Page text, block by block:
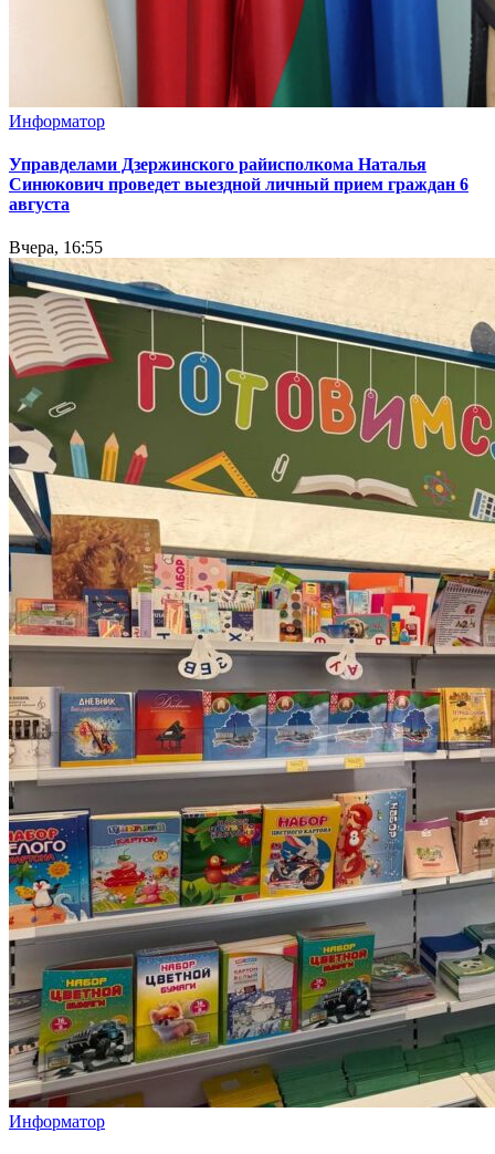
Информатор
Управделами Дзержинского райисполкома Наталья
Синюкович проведет выездной личный прием граждан 6
августа
Вчера, 16:55
Информатор